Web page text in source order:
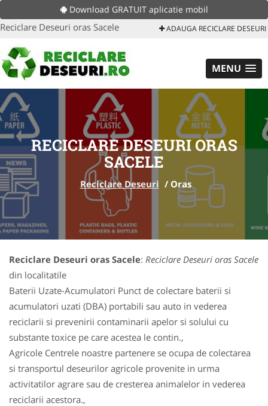
Download GRATUIT aplicatie mobil
Reciclare Deseuri oras Sacele ADAUGA RECICLARE DESEURI
MENU
RECICLARE DESEURI ORAS
SACELE
Reciclare Deseuri / Oras
Reciclare Deseuri oras Sacele: Reciclare Deseuri oras Sacele
din localitatile
Baterii Uzate-Acumulatori Punct de colectare baterii si
acumulatori uzati (DBA) portabili sau auto in vederea
reciclarii si prevenirii contaminarii apelor si solului cu
substante toxice pe care acestea le contin.,
Agricole Centrele noastre partenere se ocupa de colectarea
si transportul deseurilor agricole provenite in urma
activitatilor agrare sau de cresterea animalelor in vederea
reciclarii acestora.,